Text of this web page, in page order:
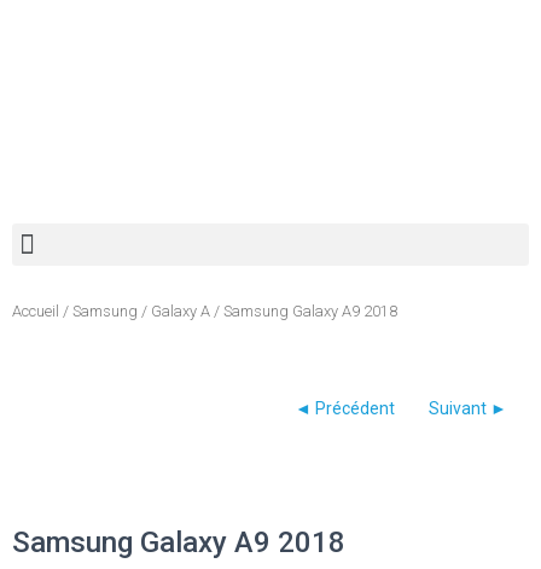
Accueil / Samsung / Galaxy A / Samsung Galaxy A9 2018
Samsung Galaxy A9 2018